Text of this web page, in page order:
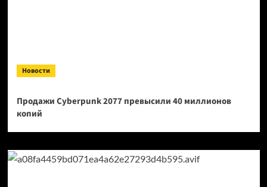
Новости
Продажи Cyberpunk 2077 превысили 40 миллионов
копий